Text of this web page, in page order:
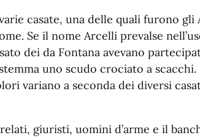
casate, una delle quali furono gli
Se il nome Arcelli prevalse
dei da Fontana avevano
uno scudo crociato a scacchi.
variano a seconda dei diversi
giuristi, uomini d’arme e il